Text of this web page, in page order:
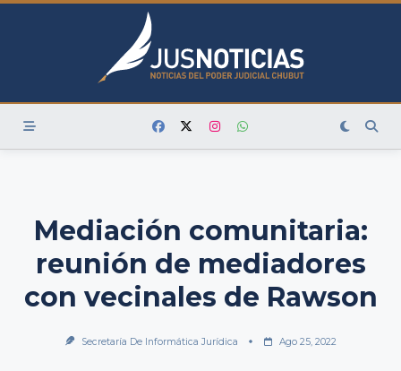
Skip
Mediación comunitaria:
reunión de mediadores
con vecinales de Rawson
Secretaría De Informática Jurídica Ago 25, 2022